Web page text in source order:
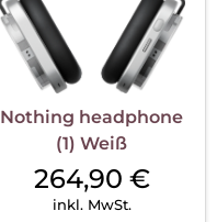
Nothing headphone
(1) Weiß
264,90 €
inkl. MwSt.